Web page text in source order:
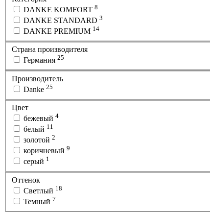
DANKE KOMFORT 8
DANKE STANDARD 3
DANKE PREMIUM 14
Страна производителя
Германия 25
Производитель
Danke 25
Цвет
бежевый 4
белый 11
золотой 2
коричневый 9
серый 1
Оттенок
Светлый 18
Темный 7